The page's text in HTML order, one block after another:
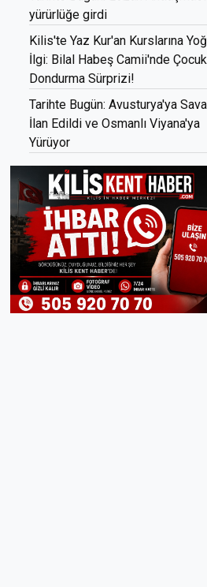
yürürlüğe girdi
Kilis'te Yaz Kur'an Kurslarına
İlgi: Bilal Habeş Camii'nde
Dondurma Sürprizi!
Tarihte Bugün: Avusturya'ya
İlan Edildi ve Osmanlı Viyana'ya
Yürüyor